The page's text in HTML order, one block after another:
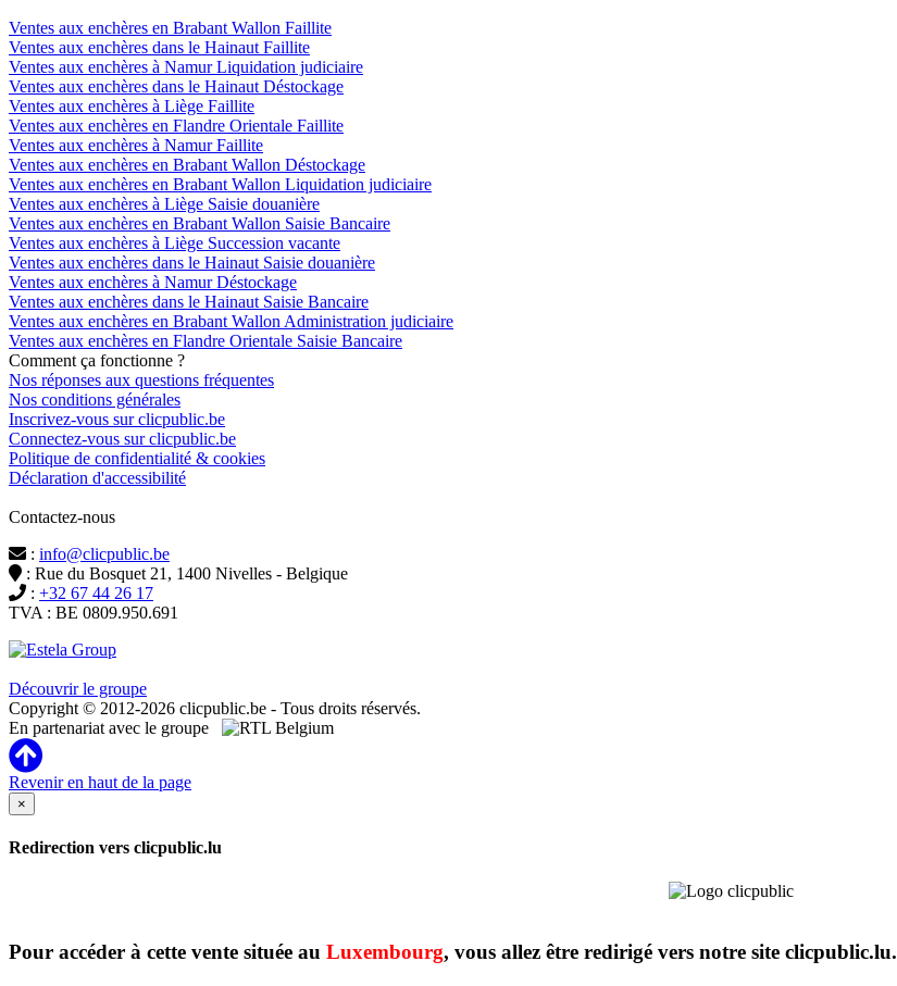
Ventes aux enchères en Brabant Wallon Faillite
Ventes aux enchères dans le Hainaut Faillite
Ventes aux enchères à Namur Liquidation judiciaire
Ventes aux enchères dans le Hainaut Déstockage
Ventes aux enchères à Liège Faillite
Ventes aux enchères en Flandre Orientale Faillite
Ventes aux enchères à Namur Faillite
Ventes aux enchères en Brabant Wallon Déstockage
Ventes aux enchères en Brabant Wallon Liquidation judiciaire
Ventes aux enchères à Liège Saisie douanière
Ventes aux enchères en Brabant Wallon Saisie Bancaire
Ventes aux enchères à Liège Succession vacante
Ventes aux enchères dans le Hainaut Saisie douanière
Ventes aux enchères à Namur Déstockage
Ventes aux enchères dans le Hainaut Saisie Bancaire
Ventes aux enchères en Brabant Wallon Administration judiciaire
Ventes aux enchères en Flandre Orientale Saisie Bancaire
Comment ça fonctionne ?
Nos réponses aux questions fréquentes
Nos conditions générales
Inscrivez-vous sur clicpublic.be
Connectez-vous sur clicpublic.be
Politique de confidentialité & cookies
Déclaration d'accessibilité
Contactez-nous
: info@clicpublic.be
: Rue du Bosquet 21, 1400 Nivelles - Belgique
: +32 67 44 26 17
TVA : BE 0809.950.691
Découvrir le groupe
Copyright © 2012-2026 clicpublic.be - Tous droits réservés.
En partenariat avec le groupe
Revenir en haut de la page
×
Redirection vers clicpublic.lu
Pour accéder à cette vente située au Luxembourg, vous allez être redirigé vers notre site clicpublic.lu.